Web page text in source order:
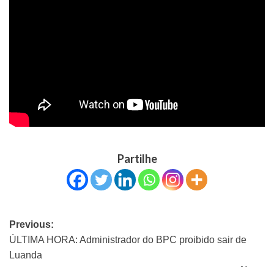
Partilhe
Previous:
ÚLTIMA HORA: Administrador do BPC proibido sair de
Luanda